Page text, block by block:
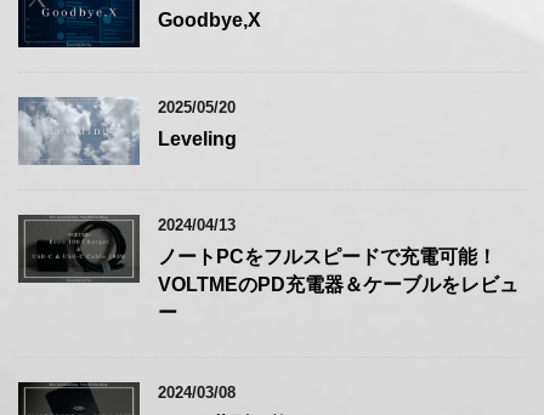
Goodbye,X
2025/05/20
Leveling
2024/04/13
ノートPCをフルスピードで充電可能！
VOLTMEのPD充電器＆ケーブルをレビュ
ー
2024/03/08